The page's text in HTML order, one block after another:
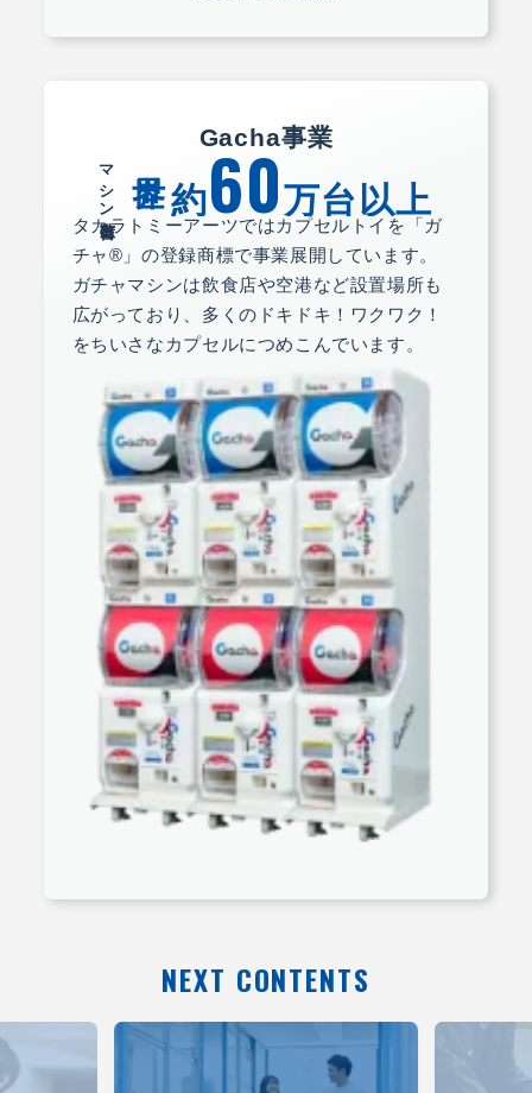
Gacha事業
マシン出荷台数 約60万台以上
タカラトミーアーツではカプセルトイを「ガ
チャ®」の登録商標で事業展開しています。
ガチャマシンは飲食店や空港など設置場所も
広がっており、多くのドキドキ！ワクワク！
をちいさなカプセルにつめこんでいます。
NEXT CONTENTS